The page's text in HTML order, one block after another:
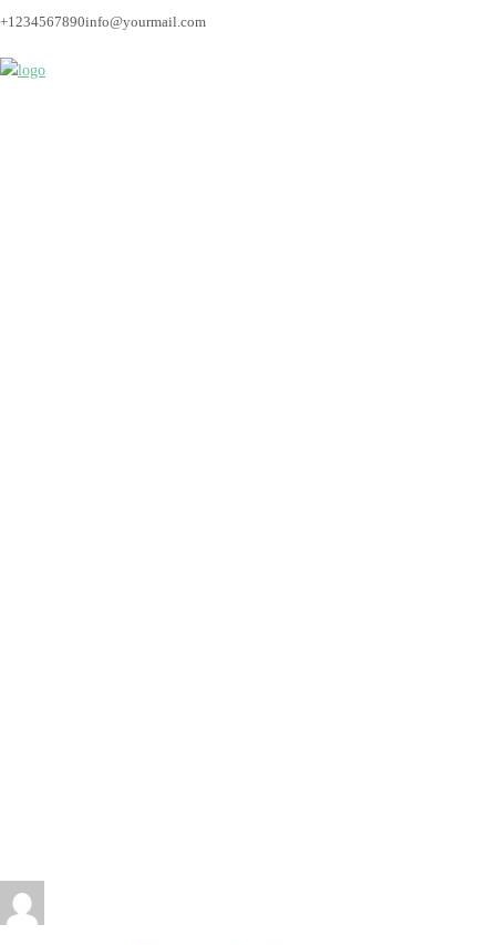
+1234567890info@yourmail.com